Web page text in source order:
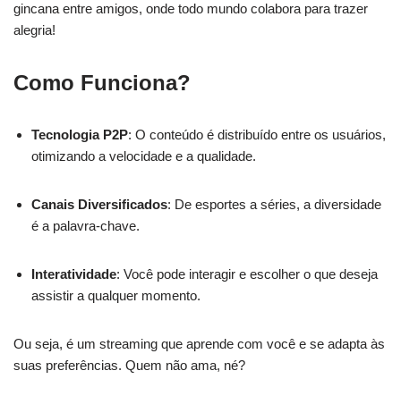
gincana entre amigos, onde todo mundo colabora para trazer
alegria!
Como Funciona?
Tecnologia P2P: O conteúdo é distribuído entre os usuários,
otimizando a velocidade e a qualidade.
Canais Diversificados: De esportes a séries, a diversidade
é a palavra-chave.
Interatividade: Você pode interagir e escolher o que deseja
assistir a qualquer momento.
Ou seja, é um streaming que aprende com você e se adapta às
suas preferências. Quem não ama, né?